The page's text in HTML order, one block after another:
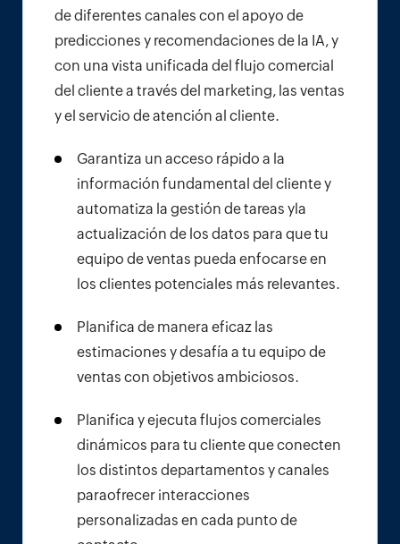
de diferentes canales con el apoyo de
predicciones y recomendaciones de la IA, y
con una vista unificada del flujo comercial
del cliente a través del marketing, las ventas
y el servicio de atención al cliente.
Garantiza un acceso rápido a la
información fundamental del cliente y
automatiza la gestión de tareas y‌ la
actualización de los datos para que tu
equipo de ventas pueda enfocarse en
los clientes potenciales más relevantes.
Planifica de manera eficaz las
estimaciones y desafía a tu equipo de
ventas con objetivos ambiciosos.
Planifica y ejecuta flujos comerciales
dinámicos para tu cliente que conecten
los distintos departamentos y canales
para‌ofrecer interacciones
personalizadas en cada punto de